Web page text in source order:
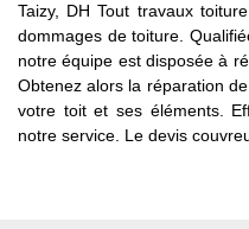
Taizy, DH Tout travaux
dommages de toiture.
notre équipe est disposée à
Obtenez alors la réparation
votre toit et ses éléments.
notre service. Le devis